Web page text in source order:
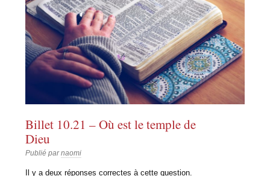
Billet 10.21 – Où est le temple de
Dieu
Publié parnaomi
Il y a deux réponses correctes à cette question.